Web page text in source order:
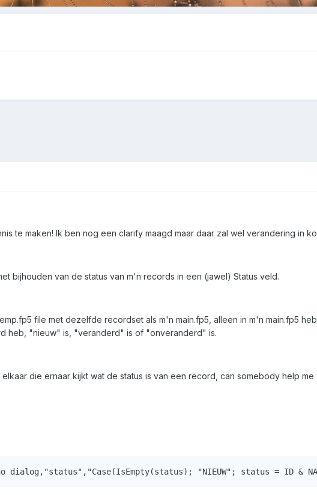
te maken! Ik ben nog een clarify maagd maar daar zal wel verandering in
bijhouden van de status van m'n records in een (jawel) Status veld.
file met dezelfde recordset als m'n main.fp5, alleen in m'n main.fp5
heb, "nieuw" is, "veranderd" is of "onveranderd" is.
die ernaar kijkt wat de status is van een record, can somebody help me